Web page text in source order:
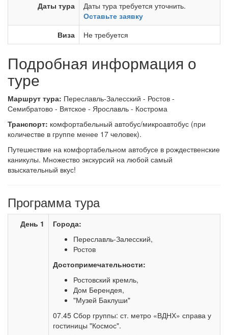
Даты тура
Даты тура требуется уточнить.
Оставьте заявку
Виза
Не требуется
Подробная информация о
туре
Маршрут тура: Переславль-Залесский - Ростов -
Семибратово - Вятское - Ярославль - Кострома
Транспорт: комфортабельный автобус/микроавтобус (при
количестве в группе менее 17 человек).
Путешествие на комфортабельном автобусе в рождественские
каникулы. Множество экскурсий на любой самый
взыскательный вкус!
Программа тура
День 1
Города:
Переславль-Залесский,
Ростов
Достопримечательности:
Ростовский кремль,
Дом Берендея,
"Музей Баклуши"
07.45 Сбор группы: ст. метро «ВДНХ» справа у
гостиницы "Космос".